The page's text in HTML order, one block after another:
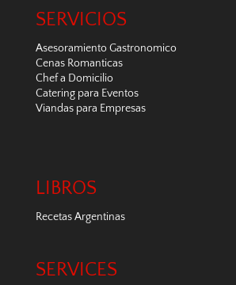
SERVICIOS
Asesoramiento Gastronomico
Cenas Romanticas
Chef a Domicilio
Catering para Eventos
Viandas para Empresas
LIBROS
Recetas Argentinas
SERVICES